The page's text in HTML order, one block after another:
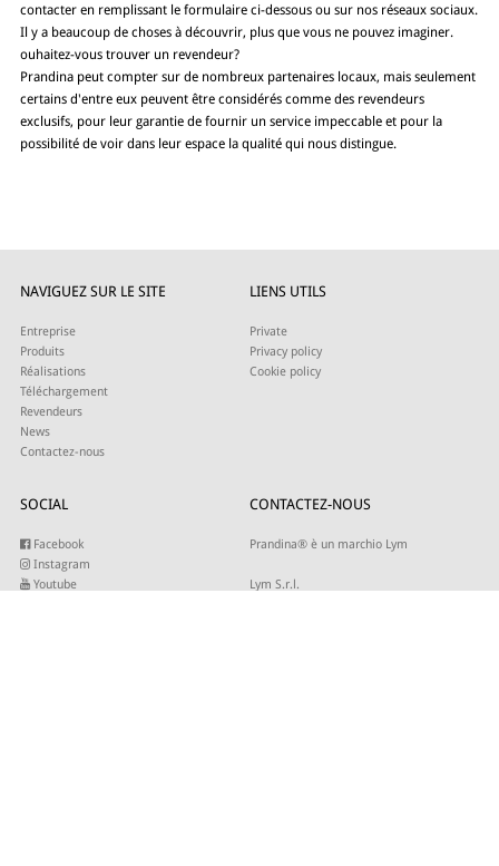
contacter en remplissant le formulaire ci-dessous ou sur nos réseaux sociaux.
Il y a beaucoup de choses à découvrir, plus que vous ne pouvez imaginer.
ouhaitez-vous trouver un revendeur?
Prandina peut compter sur de nombreux partenaires locaux, mais seulement
certains d'entre eux peuvent être considérés comme des revendeurs
exclusifs, pour leur garantie de fournir un service impeccable et pour la
possibilité de voir dans leur espace la qualité qui nous distingue.
NAVIGUEZ SUR LE SITE
Entreprise
Produits
Réalisations
Téléchargement
Revendeurs
News
Contactez-nous
LIENS UTILS
Private
Privacy policy
Cookie policy
SOCIAL
Facebook
Instagram
Youtube
CONTACTEZ-NOUS
Prandina® è un marchio Lym
Lym S.r.l.